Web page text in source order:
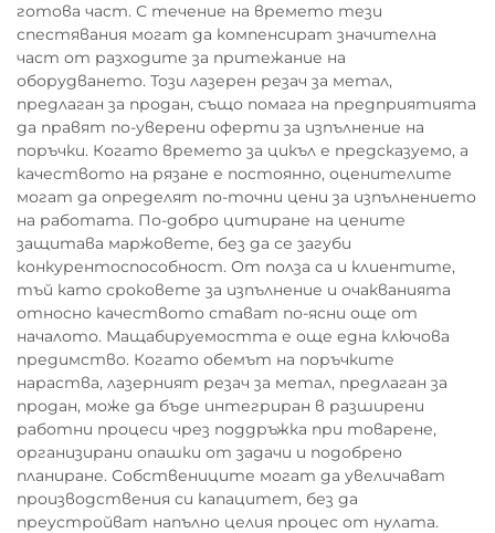
готова част. С течение на времето тези
спестявания могат да компенсират значителна
част от разходите за притежание на
оборудването. Този лазерен резач за метал,
предлаган за продан, също помага на предприятията
да правят по-уверени оферти за изпълнение на
поръчки. Когато времето за цикъл е предсказуемо, а
качеството на рязане е постоянно, оценителите
могат да определят по-точни цени за изпълнението
на работата. По-добро цитиране на цените
защитава маржовете, без да се загуби
конкурентоспособност. От полза са и клиентите,
тъй като сроковете за изпълнение и очакванията
относно качеството стават по-ясни още от
началото. Мащабируемостта е още една ключова
предимство. Когато обемът на поръчките
нараства, лазерният резач за метал, предлаган за
продан, може да бъде интегриран в разширени
работни процеси чрез поддръжка при товарене,
организирани опашки от задачи и подобрено
планиране. Собствениците могат да увеличават
производствения си капацитет, без да
преустройват напълно целия процес от нулата.